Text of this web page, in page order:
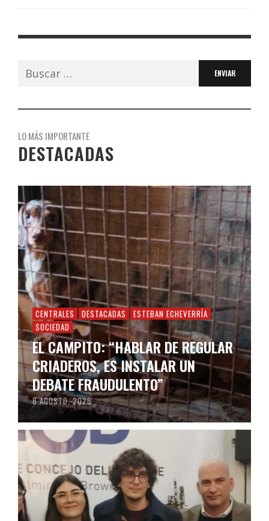
Buscar:
LO MÁS IMPORTANTE
DESTACADAS
CENTRALES DESTACADAS
ESTEBAN ECHEVERRÍA
SOCIEDAD
EL CAMPITO: “HABLAR DE REGULAR
CRIADEROS, ES INSTALAR UN
DEBATE FRAUDULENTO”
8 AGOSTO, 2026